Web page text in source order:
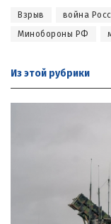
Взрыв война
Минобороны РФ
Из этой рубрики